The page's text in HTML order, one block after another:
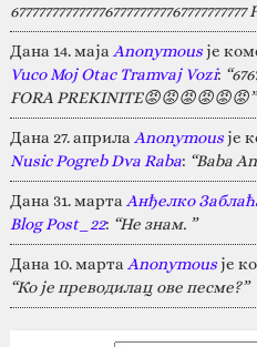
Дана 14. маја Anonymousје
Vuco Moj Otac Tramvaj Vozi:
FORA PREKINITE😡😡😡😡😡😡”
Дана 27. априла Anonymousје
Nusic Pogreb Dva Raba: “Baba
Дана 31. марта Анђелко
Blog Post_22: “Не знам. ”
Дана 10. марта Anonymousје
“Ко је преводилац ове песме?”